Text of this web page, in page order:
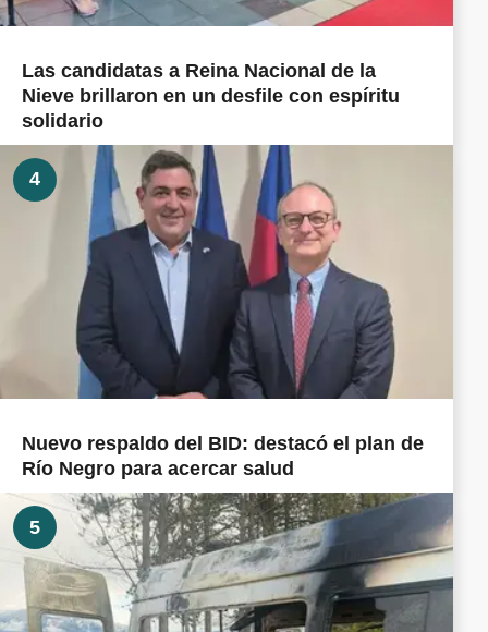
Las candidatas a Reina Nacional de la
Nieve brillaron en un desfile con espíritu
solidario
4
Nuevo respaldo del BID: destacó el plan de
Río Negro para acercar salud
5